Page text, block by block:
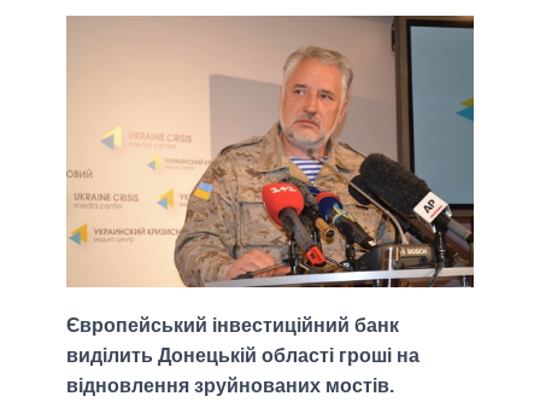
Європейський інвестиційний банк
виділить Донецькій області гроші на
відновлення зруйнованих мостів.